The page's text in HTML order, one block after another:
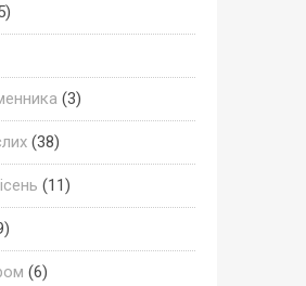
(3)
(38)
(11)
(6)